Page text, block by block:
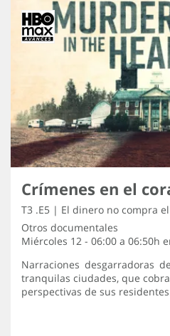
Crímenes en el
T3 .E5 | El dinero no compra
Otros documentales
Miércoles 12 - 06:00 a 06:50h
Narraciones desgarradoras
tranquilas ciudades, que
perspectivas de sus